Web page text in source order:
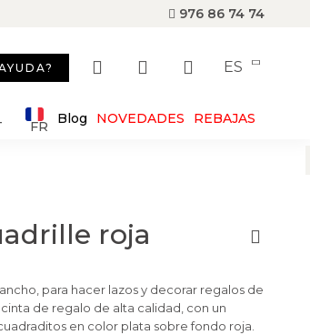
976 86 74 74
ES
FR Blog NOVEDADES REBAJAS
roja
ancho, para hacer lazos y decorar regalos de
de regalo de alta calidad, con un
en color plata sobre fondo roja.